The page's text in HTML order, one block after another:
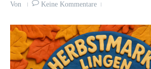
Von Keine Kommentare